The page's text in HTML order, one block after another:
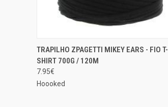
EXIBIÇÃO RÁPIDA
ADICIONAR AO
CARRINHO
Comparar
TRAPILHO ZPAGETTI MIKEY EARS - FIO T-
SHIRT 700G / 120M
7.95€
Hoooked